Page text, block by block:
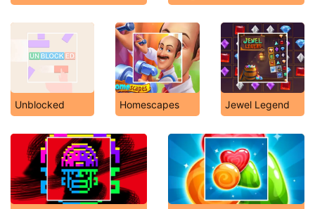
Unblocked Homescapes Jewel Legend